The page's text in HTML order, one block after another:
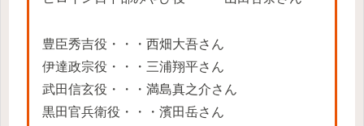
豊臣秀吉役・・・西畑大吾さん
伊達政宗役・・・三浦翔平さん
武田信玄役・・・満島真之介さん
黒田官兵衛役・・・濱田岳さん